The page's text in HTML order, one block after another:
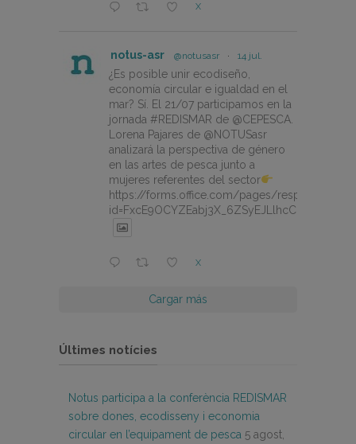
X
notus-asr @notusasr · 14 jul.
¿Es posible unir ecodiseño,
economía circular e igualdad en el
mar? Sí. El 21/07 participamos en la
jornada #REDISMAR de @CEPESCA.
Lorena Pajares de @NOTUSasr
analizará la perspectiva de género
en las artes de pesca junto a
mujeres referentes del sector
https://forms.office.com/pages/
X
Cargar más
Últimes notícies
Notus participa a la conferència REDISMAR
sobre dones, ecodisseny i economia
circular en l’equipament de pesca 5 agost,